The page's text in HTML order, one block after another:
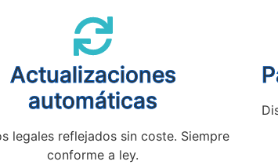
Actualizaciones
automáticas
legales reflejados sin coste. Siempre
conforme a ley.